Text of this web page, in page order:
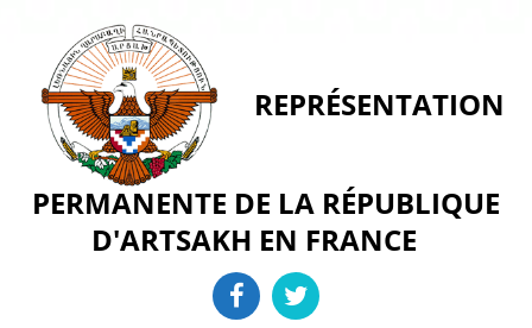
content
REPRÉSENTATION
PERMANENTE DE LA RÉPUBLIQUE
D'ARTSAKH EN FRANCE